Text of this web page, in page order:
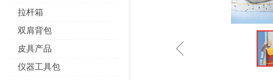
ꁆ
拉杆箱
双肩背包
皮具产品
仪器工具包